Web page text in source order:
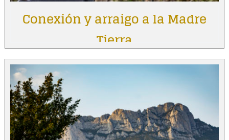
Conexión y arraigo a la Madre
Tierra